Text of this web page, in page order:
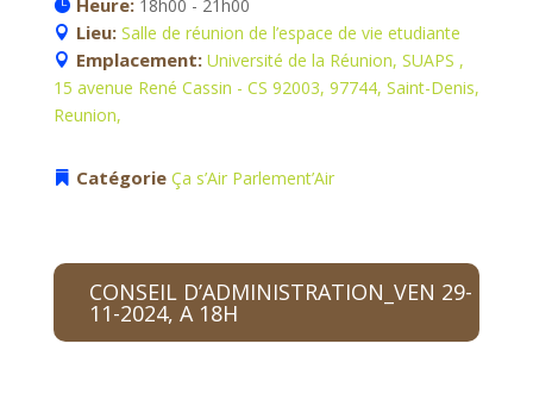
Heure: 18h00 - 21h00
Lieu: Salle de réunion de l’espace de vie etudiante
Emplacement: Université de la Réunion, SUAPS ,
15 avenue René Cassin - CS 92003, 97744, Saint-Denis,
Reunion,
Catégorie Ça s’Air Parlement’Air
CONSEIL D’ADMINISTRATION_VEN 29-
11-2024, A 18H